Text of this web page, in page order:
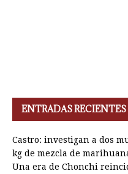
ENTRADAS RECIENTES
Castro: investigan a dos
kg de mezcla de
Una era de Chonchi